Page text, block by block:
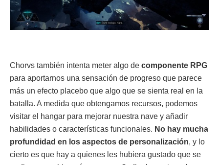
Chorvs también intenta meter algo de componente RPG
para aportarnos una sensación de progreso que parece
más un efecto placebo que algo que se sienta real en la
batalla. A medida que obtengamos recursos, podemos
visitar el hangar para mejorar nuestra nave y añadir
habilidades o características funcionales. No hay mucha
profundidad en los aspectos de personalización, y lo
cierto es que hay a quienes les hubiera gustado que se